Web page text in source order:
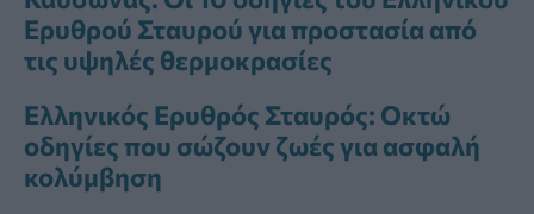
Ερυθρού Σταυρού για προστασία από
τις υψηλές θερμοκρασίες
Ελληνικός Ερυθρός Σταυρός: Οκτώ
οδηγίες που σώζουν ζωές για ασφαλή
κολύμβηση